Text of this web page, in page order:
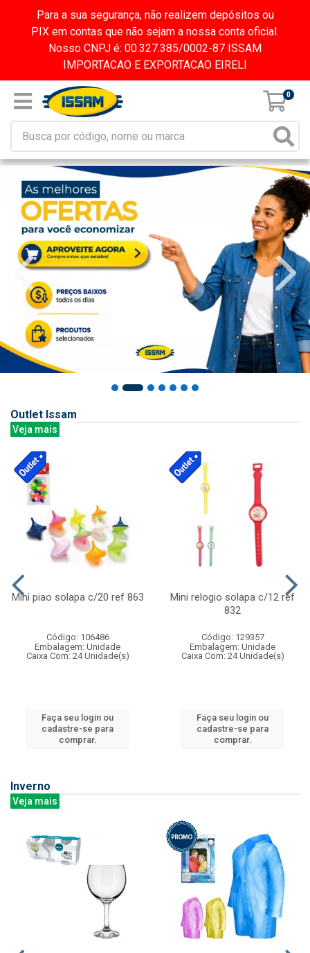
Para a sua segurança, não realizem depósitos ou
PIX em contas que não sejam a nossa conta oficial.
Nosso CNPJ é: 00.327.385/0002-87 ISSAM
IMPORTACAO E EXPORTACAO EIRELI
0
Outlet Issam
Veja mais
Mini piao solapa c/20 ref 863
Código: 106486
Embalagem: Unidade
Caixa Com: 24 Unidade(s)
Faça seu login ou
cadastre-se para
comprar.
Mini relogio solapa c/12 ref
832
Código: 129357
Embalagem: Unidade
Caixa Com: 24 Unidade(s)
Faça seu login ou
cadastre-se para
comprar.
Inverno
Veja mais